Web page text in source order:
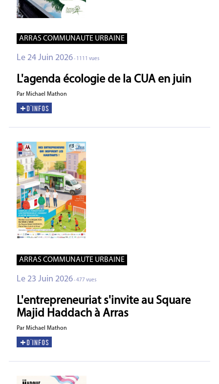
ARRAS COMMUNAUTE URBAINE
Le 24 Juin 2026- 1111 vues
L'agenda écologie de la CUA en juin
Par Michael Mathon
ARRAS COMMUNAUTE URBAINE
Le 23 Juin 2026- 477 vues
L'entrepreneuriat s'invite au Square
Majid Haddach à Arras
Par Michael Mathon